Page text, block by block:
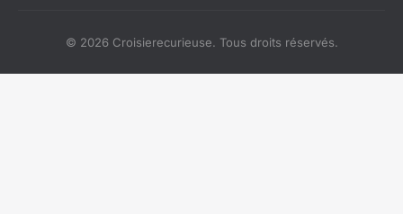
© 2026 Croisierecurieuse. Tous droits réservés.